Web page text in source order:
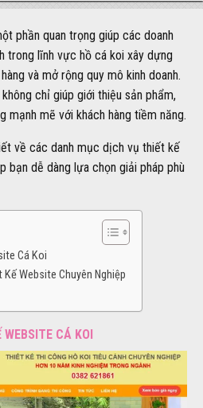
phần quan trọng giúp các doanh
trong lĩnh vực hồ cá koi xây dựng
và mở rộng quy mô kinh doanh.
chỉ giúp giới thiệu sản phẩm,
mẽ với khách hàng tiềm năng.
về các danh mục dịch vụ thiết kế
bạn dễ dàng lựa chọn giải pháp phù
Cá Koi
Kế Website Chuyên Nghiệp
CÁ KOI